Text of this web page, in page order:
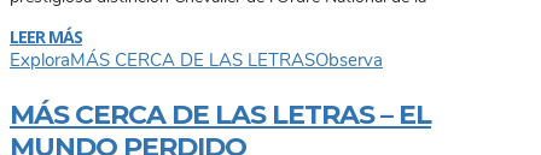
LEER MÁS
ExploraMÁS CERCA DE LAS LETRASObserva
MÁS CERCA DE LAS LETRAS – EL
MUNDO PERDIDO